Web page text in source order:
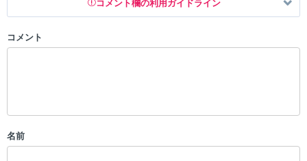
コメント欄の利用ガイドライン
以下の書き込みを禁止とし、場合によってはコメント削除や書き込み制
・一度削除された投稿を再び投稿すること
コメント
名前